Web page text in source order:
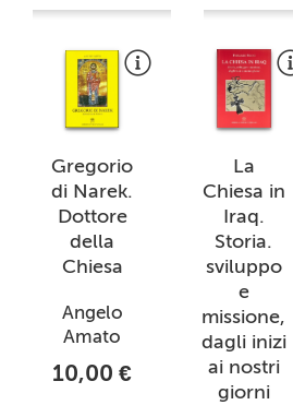
Gregorio
di Narek.
Dottore
della
Chiesa
Angelo
Amato
10,00 €
La
Chiesa in
Iraq.
Storia.
sviluppo
e
missione,
dagli inizi
ai nostri
giorni